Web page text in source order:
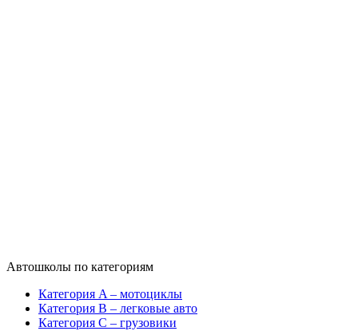
Автошколы по категориям
Категория A – мотоциклы
Категория B – легковые авто
Категория C – грузовики